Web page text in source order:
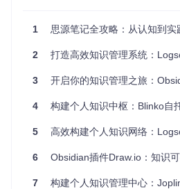
1.2 线性笔记 vs 网状知识：双向链
双向链接：一种建立内容间关联的非
用户从当前内容跳转到关联内容，并
用户痛点：传统文件夹结构难以表现
致"信息孤岛"现象。
关联关系并生成知识图谱。相比传
1 思源笔记全攻略：从认知到实践的
2 打造高效知识管理系统：Logseq
3 开启你的知识管理之旅：
4 构建个人知识中枢：Blinko自
5 高效构建个人知识网络：Logseq
6 Obsidian插件Draw.io：知识
7 构建个人知识管理中心：